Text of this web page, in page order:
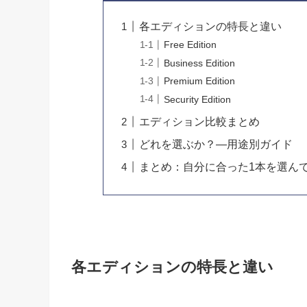
各エディションの特長と違い
Free Edition
Business Edition
Premium Edition
Security Edition
エディション比較まとめ
どれを選ぶか？—用途別ガイド
まとめ：自分に合った1本を選ん
各エディションの特長と違い